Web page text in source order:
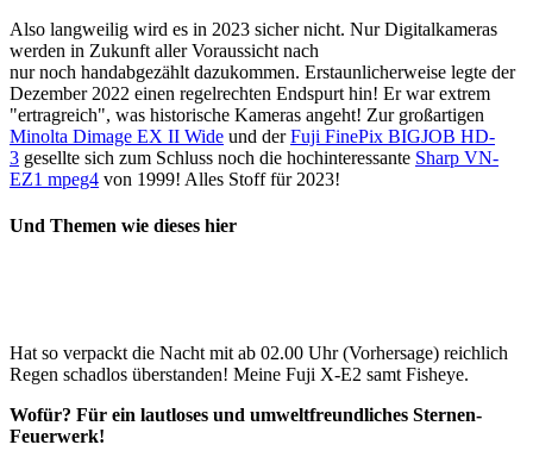
Also langweilig wird es in 2023 sicher nicht. Nur Digitalkameras
werden in Zukunft aller Voraussicht nach
nur noch handabgezählt dazukommen. Erstaunlicherweise legte der
Dezember 2022 einen regelrechten Endspurt hin! Er war extrem
"ertragreich", was historische Kameras angeht! Zur großartigen
Minolta Dimage EX II Wide und derFuji FinePix BIGJOB HD-
3 gesellte sich zum Schluss noch die hochinteressante Sharp VN-
EZ1 mpeg4 von 1999! Alles Stoff für 2023!
Und Themen wie dieses hier
Hat so verpackt die Nacht mit ab 02.00 Uhr (Vorhersage) reichlich
Regen schadlos überstanden! Meine Fuji X-E2 samt Fisheye.
Wofür? Für ein lautloses und umweltfreundliches Sternen-
Feuerwerk!